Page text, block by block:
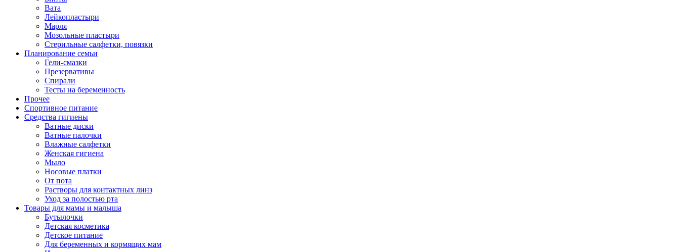
Вата
Лейкопластыри
Марля
Мозольные пластыри
Стерильные салфетки, повязки
Планирование семьи
Гели-смазки
Презервативы
Спирали
Тесты на беременность
Прочее
Спортивное питание
Средства гигиены
Ватные диски
Ватные палочки
Влажные салфетки
Женская гигиена
Мыло
Носовые платки
От пота
Растворы для контактных линз
Уход за полостью рта
Товары для мамы и малыша
Бутылочки
Детская косметика
Детское питание
Для беременных и кормящих мам